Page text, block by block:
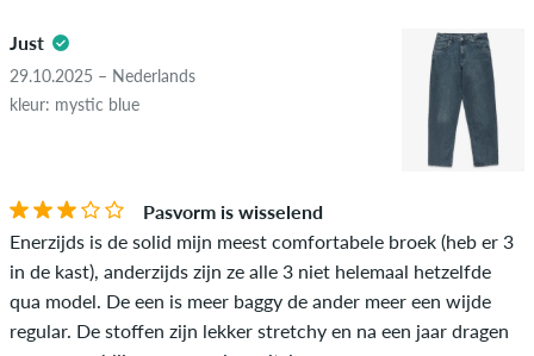
die de toepasselijke wetgeving of auteursrechten schenden
en die spam en advertenties van derden bevatten, worden
niet gepubliceerd. De sterbeoordeling van een item geeft het
daadwerkelijk heeft gekocht, kun je dit zien aan het groene
vinkje naast de naam met de woorden "geverifieerde
aankoop". Voor deze mensen werd de aankoop geverifieerd op
basis van hun bestellingen. Voor beoordelingen zonder een
groen vinkje kunnen we niet garanderen dat de persoon het
4.5
Just
29.10.2025 – Nederlands
kleur: mystic blue
Pasvorm is wisselend
Enerzijds is de solid mijn meest comfortabele broek (heb er 3
in de kast), anderzijds zijn ze alle 3 niet helemaal hetzelfde
qua model. De een is meer baggy de ander meer een wijde
regular. De stoffen zijn lekker stretchy en na een jaar dragen